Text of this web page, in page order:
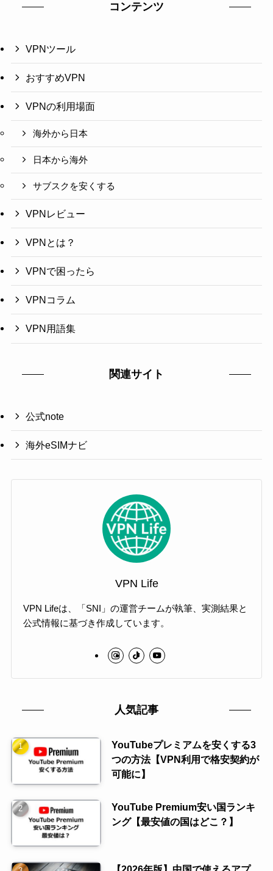
コンテンツ
VPNツール
おすすめVPN
VPNの利用場面
海外から日本
日本から海外
サブスクを安くする
VPNレビュー
VPNとは？
VPNで困ったら
VPNコラム
VPN用語集
関連サイト
公式note
海外eSIMナビ
VPN Life
VPN Lifeは、「SNI」の運営チームが執筆、実測結果と
公式情報に基づき作成しています。
人気記事
YouTubeプレミアムを安くする3
つの方法【VPN利用で格安契約が
可能に】
YouTube Premium安い国ランキ
ング【最安値の国はどこ？】